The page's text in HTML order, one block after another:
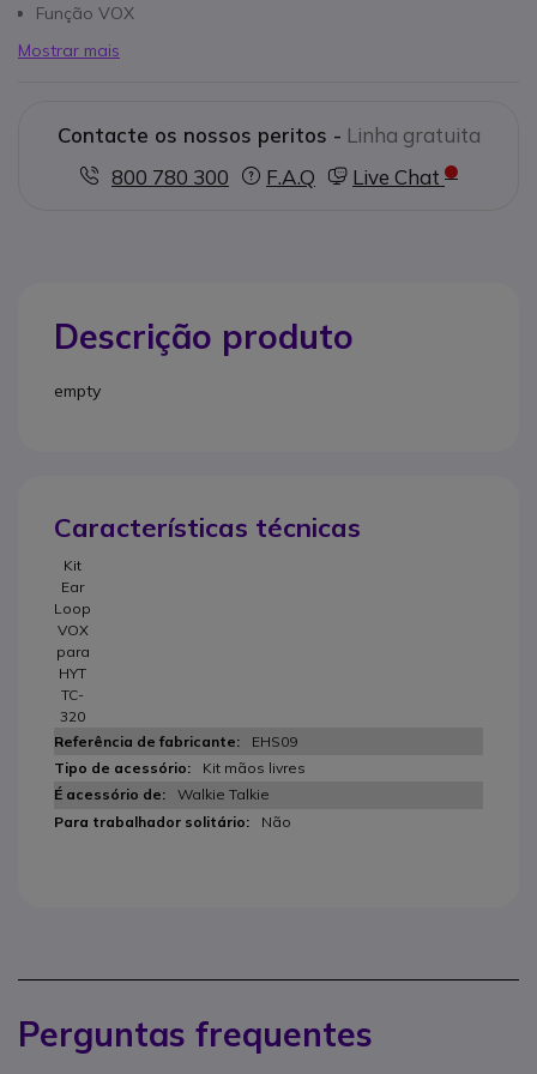
Função VOX
Mostrar mais
Contacte os nossos peritos - Linha gratuita
800 780 300
F.A.Q Live Chat
Descrição produto
empty
Características técnicas
Kit
Ear
Loop
VOX
para
HYT
TC-
320
EHS09
Kit mãos livres
Walkie Talkie
Não
Perguntas frequentes